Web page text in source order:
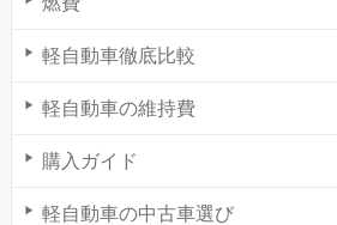
軽自動車徹底比較
軽自動車の維持費
購入ガイド
軽自動車の中古車選び